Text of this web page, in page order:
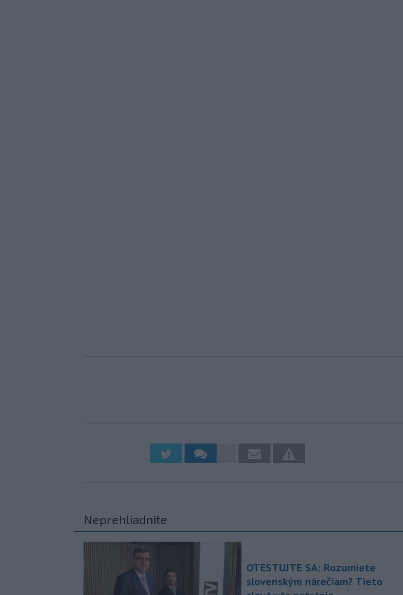
Neprehliadnite
OTESTUJTE SA: Rozumiete
slovenským nárečiam? Tieto